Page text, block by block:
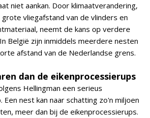
niet aankan. Door klimaatverandering,
vliegafstand van de vlinders en
neemt de kans op verdere
België zijn inmiddels meerdere nesten
afstand van de Nederlandse grens.
dan de eikenprocessierups
Hellingman een serieus
Een nest kan naar schatting zo'n miljoen
meer dan bij de eikenprocessierups.